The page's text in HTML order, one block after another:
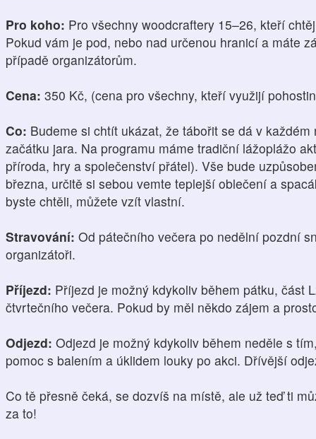
Pro koho: Pro všechny woodcraftery 15–26, kteří
Pokud vám je pod, nebo nad určenou hranicí a máte
případě organizátorům.
Cena: 350 Kč, (cena pro všechny, kteří využijí
Co: Budeme si chtít ukázat, že tábořit se dá v
začátku jara. Na programu máme tradiční lážoplážo
příroda, hry a společenství přátel). Vše bude
března, určitě si sebou vemte teplejší oblečení a
byste chtěli, můžete vzít vlastní.
Stravování: Od pátečního večera po nedělní pozdní
organizátoři.
Příjezd: Příjezd je možný kdykoliv během pátku, část
čtvrtečního večera. Pokud by měl někdo zájem a
Odjezd: Odjezd je možný kdykoliv během neděle s
pomoc s balením a úklidem louky po akci. Dřívější
Co tě přesně čeká, se dozvíš na místě, ale už teď ti
za to!